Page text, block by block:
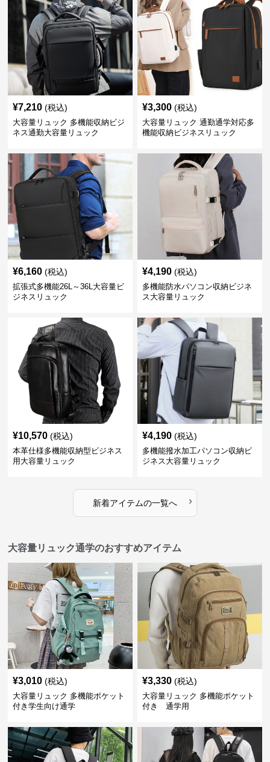
¥7,210 (税込)
大容量リュック 多機能収納ビジ
ネス通勤大容量リュック
¥3,300 (税込)
大容量リュック 通勤通学対応多
機能収納ビジネスリュック
¥6,160 (税込)
拡張式多機能26L～36L大容量ビ
ジネスリュック
¥4,190 (税込)
多機能防水パソコン収納ビジネ
ス大容量リュック
¥10,570 (税込)
本革仕様多機能収納型ビジネス
用大容量リュック
¥4,190 (税込)
多機能撥水加工パソコン収納ビ
ジネス大容量リュック
新着アイテムの一覧へ ›
大容量リュック通学のおすすめアイテム
¥3,010 (税込)
大容量リュック 多機能ポケット
付き学生向け通学
¥3,330 (税込)
大容量リュック 多機能ポケット
付き 通学用